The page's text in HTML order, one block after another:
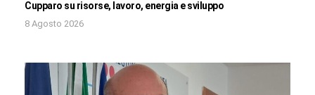
Cupparo su risorse, lavoro, energia e sviluppo
8 Agosto 2026